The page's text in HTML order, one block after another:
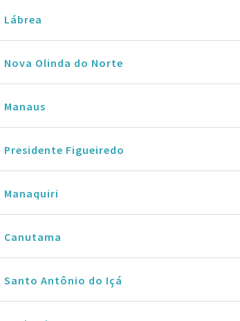
Lábrea
Nova Olinda do Norte
Manaus
Presidente Figueiredo
Manaquiri
Canutama
Santo Antônio do Içá